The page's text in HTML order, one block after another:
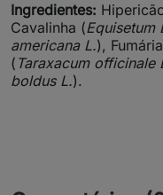
Ingredientes:
Cavalinha (Equisetum
americana L.),
( Taraxacum officinale
boldus L.).